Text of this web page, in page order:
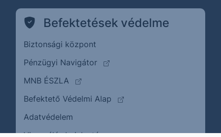
Befektetések védelme
Biztonsági központ
Pénzügyi Navigátor
(külső oldalra ugrik)
MNB ÉSZLA
(külső oldalra ugrik)
Befektető Védelmi Alap
(külső oldalra ugrik)
Adatvédelem
(külső oldalra ugrik)